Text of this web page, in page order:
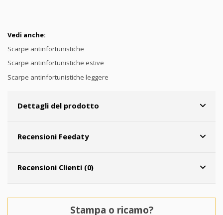
Vedi anche:
Scarpe antinfortunistiche
Scarpe antinfortunistiche estive
Scarpe antinfortunistiche leggere
Dettagli del prodotto
Recensioni Feedaty
Recensioni Clienti (0)
Stampa o ricamo?